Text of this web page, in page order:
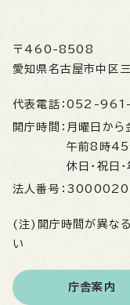
〒460-8508
愛知県名古屋市中区
代表電話： 052-961-
開庁時間： 月曜日か
午前8時45
休日・祝日
法人番号：
(注)開庁時間が異なる
い
庁舎案内